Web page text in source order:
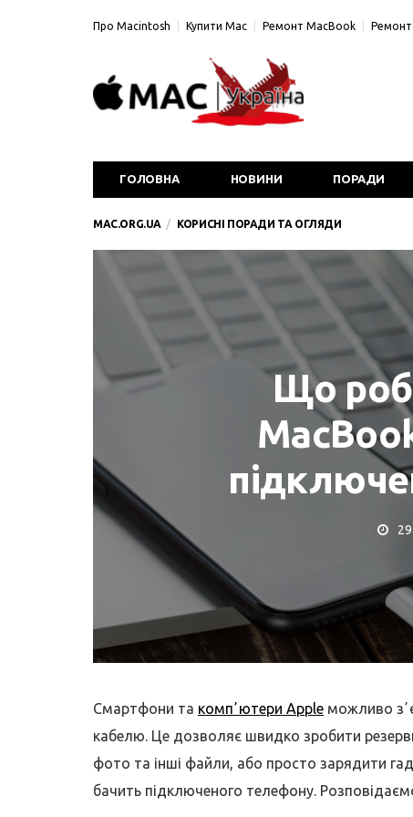
Про Macintosh Купити Mac Ремонт MacBook
ГОЛОВНА НОВИНИ ПОРАДИ
MAC.ORG.UA КОРИСНІ ПОРАДИ ТА ОГЛЯДИ
Що
Смартфони та компʼютери Apple можливо
кабелю. Це дозволяє швидко зробити
фото та інші файли, або просто зарядити
бачить підключеного телефону.
Де купити MacBook?
Як перевірити?